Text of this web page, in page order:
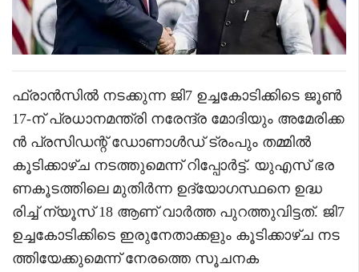
ഫ്രാൻസിൽ നടക്കുന്ന ജി7 ഉച്ചകോടിക്കിടെ ജൂൺ
17-ന് പ്രധാനമന്ത്രി നരേന്ദ്ര മോദിയും അമേരിക്ക
ൻ പ്രസിഡന്റ് ഡോണാൾഡ് ട്രംപും തമ്മിൽ
കൂടിക്കാഴ്ച നടത്തുമെന്ന് റിപ്പോർട്ട്. യുഎസ് ഭര
ണകൂടത്തിലെ മുതിർന്ന ഉദ്യോഗസ്ഥനെ ഉദ്ധ
രിച്ച് ന്യൂസ് 18 ആണ് വാർത്ത പുറത്തുവിട്ടത്. ജി7
ഉച്ചകോടിക്കിടെ ഇരുനേതാക്കളും കൂടിക്കാഴ്ച നട
ത്തിയേക്കുമെന്ന് നേരത്തെ സൂചനക